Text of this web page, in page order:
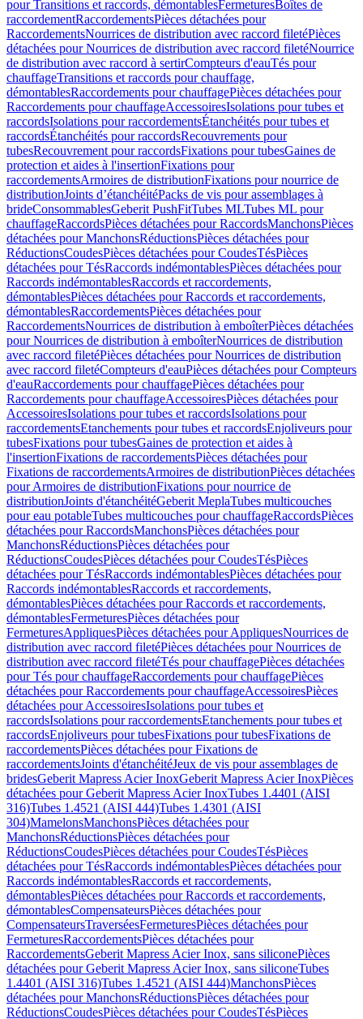
pour Transitions et raccords, démontablesFermeturesBoîtes de
raccordementRaccordementsPièces détachées pour
RaccordementsNourrices de distribution avec raccord filetéPièces
détachées pour Nourrices de distribution avec raccord filetéNourrice
de distribution avec raccord à sertirCompteurs d'eauTés pour
chauffageTransitions et raccords pour chauffage,
démontablesRaccordements pour chauffagePièces détachées pour
Raccordements pour chauffageAccessoiresIsolations pour tubes et
raccordsIsolations pour raccordementsÉtanchéités pour tubes et
raccordsÉtanchéités pour raccordsRecouvrements pour
tubesRecouvrement pour raccordsFixations pour tubesGaines de
protection et aides à l'insertionFixations pour
raccordementsArmoires de distributionFixations pour nourrice de
distributionJoints d’étanchéitéPacks de vis pour assemblages à
brideConsommablesGeberit PushFitTubes MLTubes ML pour
chauffageRaccordsPièces détachées pour RaccordsManchonsPièces
détachées pour ManchonsRéductionsPièces détachées pour
RéductionsCoudesPièces détachées pour CoudesTésPièces
détachées pour TésRaccords indémontablesPièces détachées pour
Raccords indémontablesRaccords et raccordements,
démontablesPièces détachées pour Raccords et raccordements,
démontablesRaccordementsPièces détachées pour
RaccordementsNourrices de distribution à emboîterPièces détachées
pour Nourrices de distribution à emboîterNourrices de distribution
avec raccord filetéPièces détachées pour Nourrices de distribution
avec raccord filetéCompteurs d'eauPièces détachées pour Compteurs
d'eauRaccordements pour chauffagePièces détachées pour
Raccordements pour chauffageAccessoiresPièces détachées pour
AccessoiresIsolations pour tubes et raccordsIsolations pour
raccordementsEtanchements pour tubes et raccordsEnjoliveurs pour
tubesFixations pour tubesGaines de protection et aides à
l'insertionFixations de raccordementsPièces détachées pour
Fixations de raccordementsArmoires de distributionPièces détachées
pour Armoires de distributionFixations pour nourrice de
distributionJoints d'étanchéitéGeberit MeplaTubes multicouches
pour eau potableTubes multicouches pour chauffageRaccordsPièces
détachées pour RaccordsManchonsPièces détachées pour
ManchonsRéductionsPièces détachées pour
RéductionsCoudesPièces détachées pour CoudesTésPièces
détachées pour TésRaccords indémontablesPièces détachées pour
Raccords indémontablesRaccords et raccordements,
démontablesPièces détachées pour Raccords et raccordements,
démontablesFermeturesPièces détachées pour
FermeturesAppliquesPièces détachées pour AppliquesNourrices de
distribution avec raccord filetéPièces détachées pour Nourrices de
distribution avec raccord filetéTés pour chauffagePièces détachées
pour Tés pour chauffageRaccordements pour chauffagePièces
détachées pour Raccordements pour chauffageAccessoiresPièces
détachées pour AccessoiresIsolations pour tubes et
raccordsIsolations pour raccordementsEtanchements pour tubes et
raccordsEnjoliveurs pour tubesFixations pour tubesFixations de
raccordementsPièces détachées pour Fixations de
raccordementsJoints d'étanchéitéJeux de vis pour assemblages de
bridesGeberit Mapress Acier InoxGeberit Mapress Acier InoxPièces
détachées pour Geberit Mapress Acier InoxTubes 1.4401 (AISI
316)Tubes 1.4521 (AISI 444)Tubes 1.4301 (AISI
304)MamelonsManchonsPièces détachées pour
ManchonsRéductionsPièces détachées pour
RéductionsCoudesPièces détachées pour CoudesTésPièces
détachées pour TésRaccords indémontablesPièces détachées pour
Raccords indémontablesRaccords et raccordements,
démontablesPièces détachées pour Raccords et raccordements,
démontablesCompensateursPièces détachées pour
CompensateursTraverséesFermeturesPièces détachées pour
FermeturesRaccordementsPièces détachées pour
RaccordementsGeberit Mapress Acier Inox, sans siliconePièces
détachées pour Geberit Mapress Acier Inox, sans siliconeTubes
1.4401 (AISI 316)Tubes 1.4521 (AISI 444)ManchonsPièces
détachées pour ManchonsRéductionsPièces détachées pour
RéductionsCoudesPièces détachées pour CoudesTésPièces